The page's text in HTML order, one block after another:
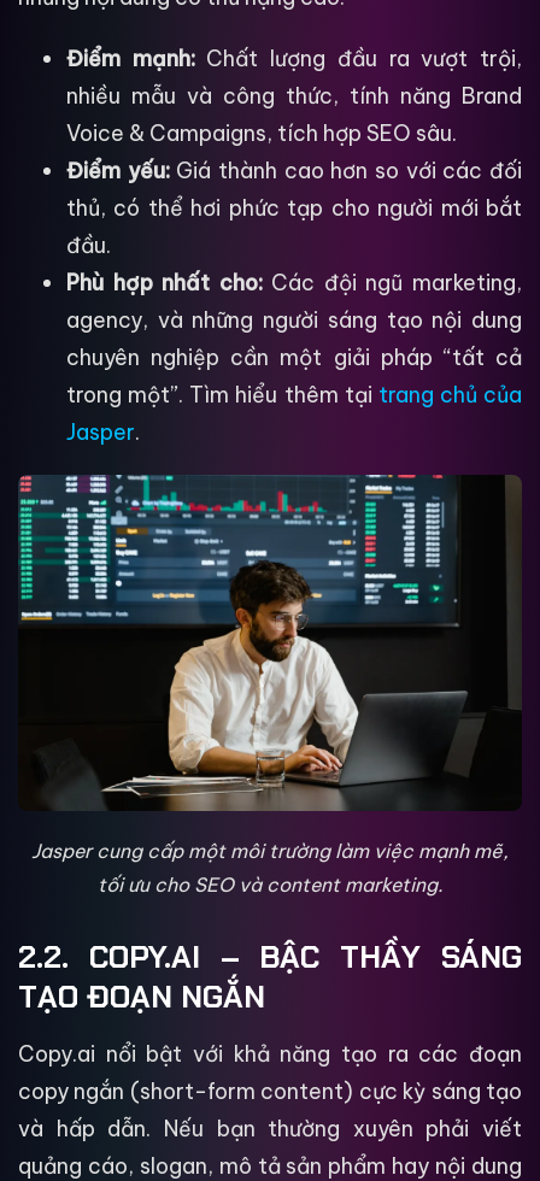
Điểm mạnh:Chất lượng đầu ra vượt trội,
nhiều mẫu và công thức, tính năng Brand
Voice & Campaigns, tích hợp SEO sâu.
Điểm yếu:Giá thành cao hơn so với các đối
thủ, có thể hơi phức tạp cho người mới bắt
đầu.
Phù hợp nhất cho:Các đội ngũ marketing,
agency, và những người sáng tạo nội dung
chuyên nghiệp cần một giải pháp “tất cả
trong một”. Tìm hiểu thêm tại trang chủ của
Jasper.
Jasper cung cấp một môi trường làm việc mạnh mẽ,
tối ưu cho SEO và content marketing.
2.2. COPY.AI – BẬC THẦY SÁNG
TẠO ĐOẠN NGẮN
Copy.ai nổi bật với khả năng tạo ra các đoạn
copy ngắn (short-form content) cực kỳ sáng tạo
và hấp dẫn. Nếu bạn thường xuyên phải viết
quảng cáo, slogan, mô tả sản phẩm hay nội dung